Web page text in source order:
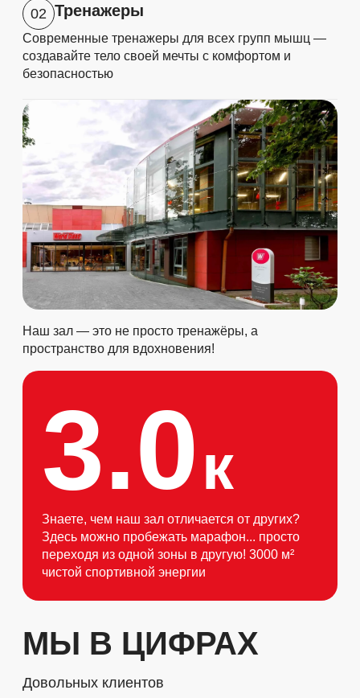
02 Тренажеры
Современные тренажеры для всех групп мышц —
создавайте тело своей мечты с комфортом и
безопасностью
Наш зал — это не просто тренажёры, а
пространство для вдохновения!
3.0к
Знаете, чем наш зал отличается от других?
Здесь можно пробежать марафон... просто
переходя из одной зоны в другую! 3000 м²
чистой спортивной энергии
МЫ В ЦИФРАХ
Довольных клиентов